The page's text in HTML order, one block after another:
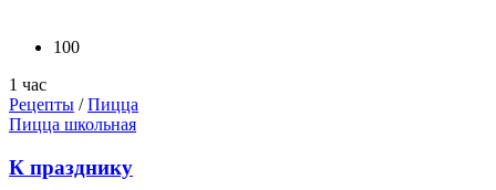
100
1 час
Рецепты /Пицца
Пицца школьная
К празднику